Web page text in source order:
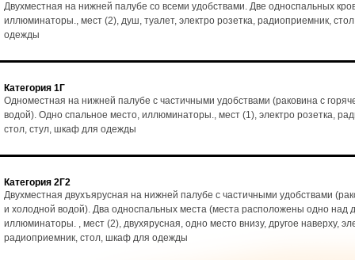
Двухместная на нижней палубе со всеми удобствами. Две односпальных
иллюминаторы., мест (2), душ, туалет, электро розетка, радиоприемник,
одежды
Категория 1Г
Одноместная на нижней палубе с частичными удобствами (раковина с
водой). Одно спальное место, иллюминаторы., мест (1), электро розетка,
стол, стул, шкаф для одежды
Категория 2Г2
Двухместная двухъярусная на нижней палубе с частичными удобствами
и холодной водой). Два односпальных места (места расположены одно над
иллюминаторы. , мест (2), двухярусная, одно место внизу, другое наверху,
радиоприемник, стол, шкаф для одежды